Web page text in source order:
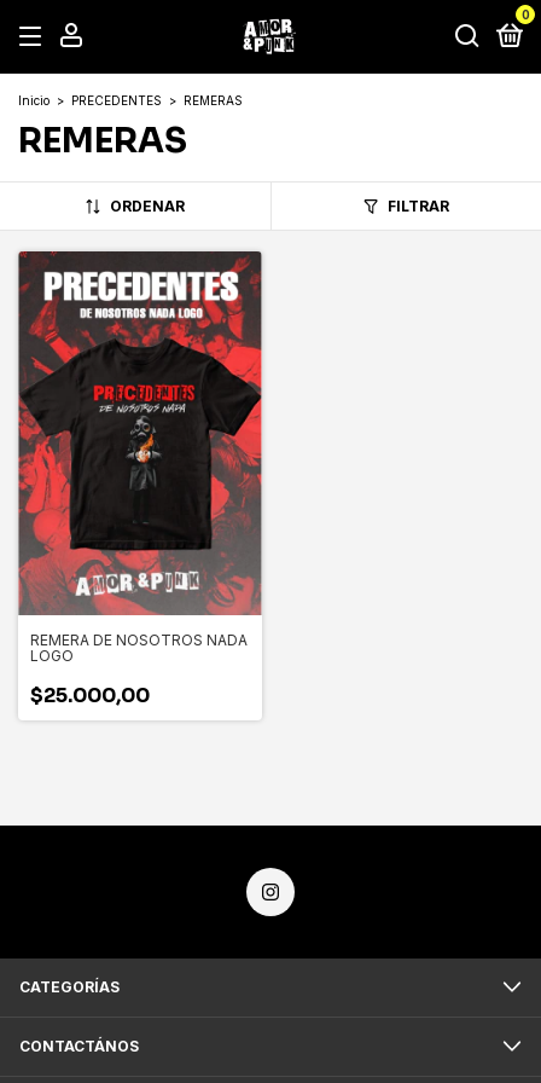
0
Inicio > PRECEDENTES > REMERAS
REMERAS
ORDENAR FILTRAR
REMERA DE NOSOTROS NADA
LOGO
$25.000,00
CATEGORÍAS
CONTACTÁNOS